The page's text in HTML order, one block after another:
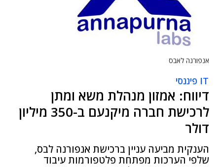
אנפורנה לאבס
IT פיננסי
דיווח: אמזון מנהלת משא ומתן
לרכישת חברה מיקנעם ב-350 מיליון
דולר
הענקית מביעה עניין ברכישת אנפורנה לבס,
שלפי הערכות מפתחת פלטפורמות עיבוד